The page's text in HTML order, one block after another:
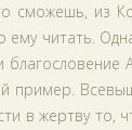
сможешь, из
ему читать.
пример.
в жертву то,